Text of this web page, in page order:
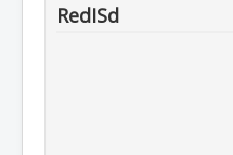
RedISd